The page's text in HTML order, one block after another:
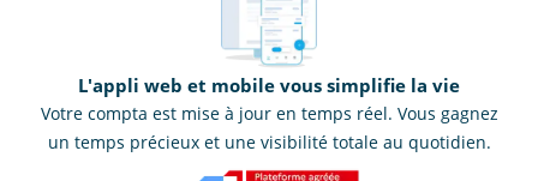
L'appli web et mobile vous simplifie la vie
Votre compta est mise à jour en temps réel. Vous gagnez
un temps précieux et une visibilité totale au quotidien.